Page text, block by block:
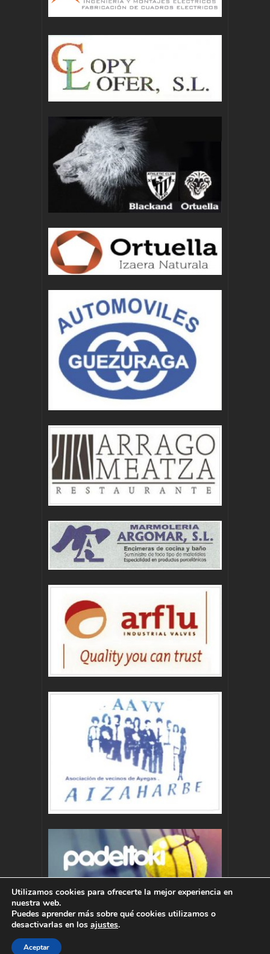
Autor : Pablo Momoitio - pablo@momoitio.com
Utilizamos cookies para ofrecerte la mejor experiencia en
nuestra web.
Puedes aprender más sobre qué cookies utilizamos o
desactivarlas en los ajustes.
Aceptar